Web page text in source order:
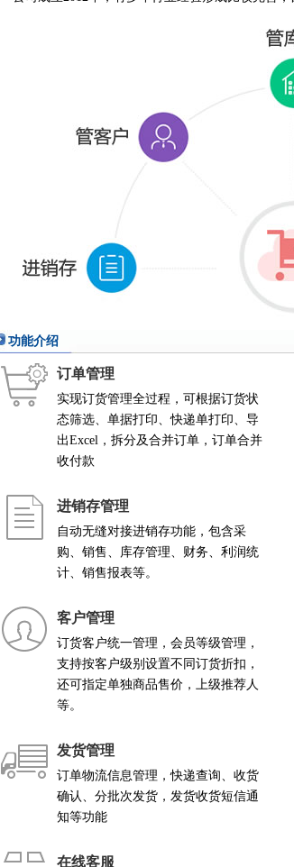
功能介绍
订单管理
实现订货管理全过程，可根据订货状
态筛选、单据打印、快递单打印、导
出Excel，拆分及合并订单，订单合并
收付款
进销存管理
自动无缝对接进销存功能，包含采
购、销售、库存管理、财务、利润统
计、销售报表等。
客户管理
订货客户统一管理，会员等级管理，
支持按客户级别设置不同订货折扣，
还可指定单独商品售价，上级推荐人
等。
发货管理
订单物流信息管理，快递查询、收货
确认、分批次发货，发货收货短信通
知等功能
在线客服